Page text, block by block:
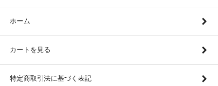
ホーム
カートを見る
特定商取引法に基づく表記